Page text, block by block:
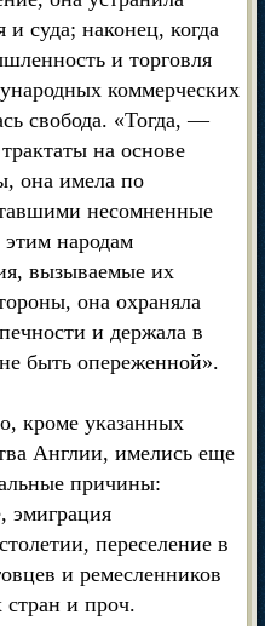
суда; наконец, когда
и торговля
коммерческих
свобода. «Тогда, —
на основе
она имела по
несомненные
народам
вызываемые их
она охраняла
и держала в
быть опереженной».
кроме указанных
Англии, имелись еще
причины:
эмиграция
переселение в
и ремесленников
стран и проч.